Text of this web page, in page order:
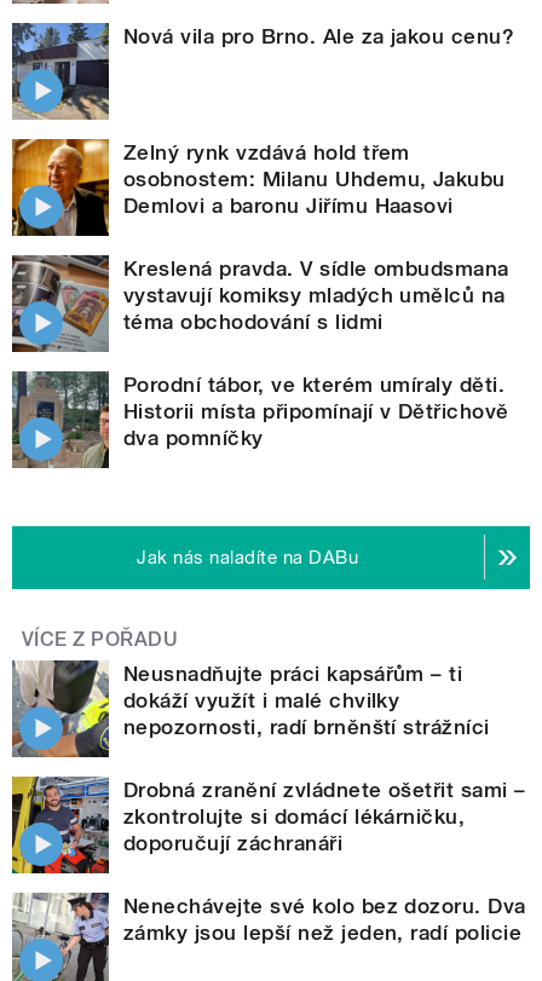
Nová vila pro Brno. Ale za jakou cenu?
Zelný rynk vzdává hold třem
osobnostem: Milanu Uhdemu, Jakubu
Demlovi a baronu Jiřímu Haasovi
Kreslená pravda. V sídle ombudsmana
vystavují komiksy mladých umělců na
téma obchodování s lidmi
Porodní tábor, ve kterém umíraly děti.
Historii místa připomínají v Dětřichově
dva pomníčky
Jak nás naladíte na DABu
VÍCE Z POŘADU
Neusnadňujte práci kapsářům – ti
dokáží využít i malé chvilky
nepozornosti, radí brněnští strážníci
Drobná zranění zvládnete ošetřit sami –
zkontrolujte si domácí lékárničku,
doporučují záchranáři
Nenechávejte své kolo bez dozoru. Dva
zámky jsou lepší než jeden, radí policie